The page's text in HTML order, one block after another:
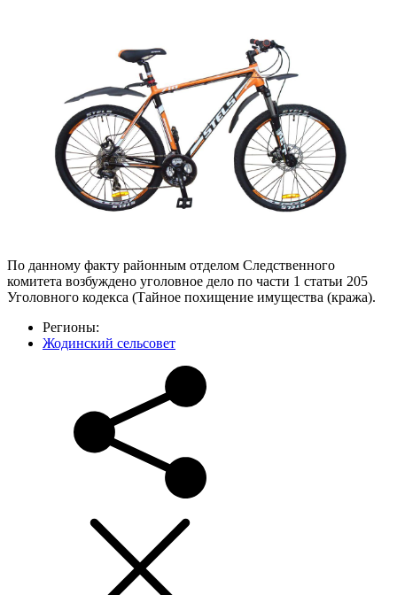
По данному факту районным отделом Следственного
комитета возбуждено уголовное дело по части 1 статьи 205
Уголовного кодекса (Тайное похищение имущества (кража).
Регионы:
Жодинский сельсовет